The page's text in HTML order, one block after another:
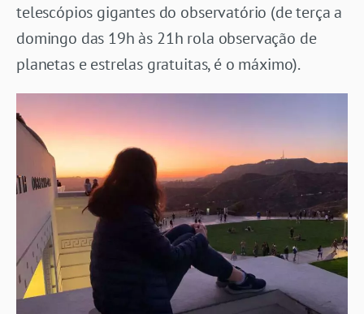
telescópios gigantes do observatório (de terça a
domingo das 19h às 21h rola observação de
planetas e estrelas gratuitas, é o máximo).